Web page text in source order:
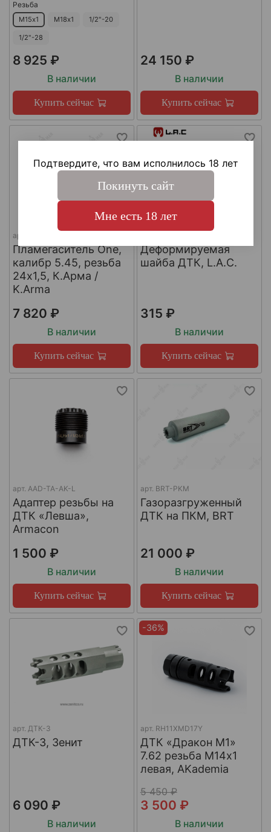
Резьба
М15х1 М18х1 1/2"-20
1/2"-28
8 925 ₽
В наличии
Купить сейчас
24 150 ₽
В наличии
Купить сейчас
арт.
Пламегаситель One,
калибр 5.45, резьба
24х1,5, К.Арма /
K.Arma
7 820 ₽
В наличии
Купить сейчас
Деформируемая
шайба ДТК, L.A.C.
315 ₽
В наличии
Купить сейчас
арт. AAD-TA-AK-L
Адаптер резьбы на
ДТК «Левша»,
Armacon
1 500 ₽
В наличии
Купить сейчас
арт. BRT-PKM
Газоразгруженный
ДТК на ПКМ, BRT
21 000 ₽
В наличии
Купить сейчас
арт. ДТК-3
ДТК-3, Зенит
6 090 ₽
В наличии
-36%
арт. RH11XMD17Y
ДТК «Дракон М1»
7.62 резьба М14х1
левая, AKademia
5 450 ₽
3 500 ₽
В наличии
Подтвердите, что вам исполнилось 18 лет
Покинуть сайт
Мне есть 18 лет